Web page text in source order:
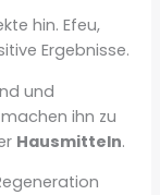
hin. Efeu,
Ergebnisse.
und
machen ihn zu
Hausmitteln.